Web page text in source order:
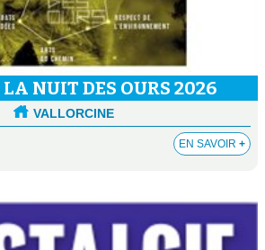
NUIT DES OURS 2026
VALLORCINE
EN SAVOIR +